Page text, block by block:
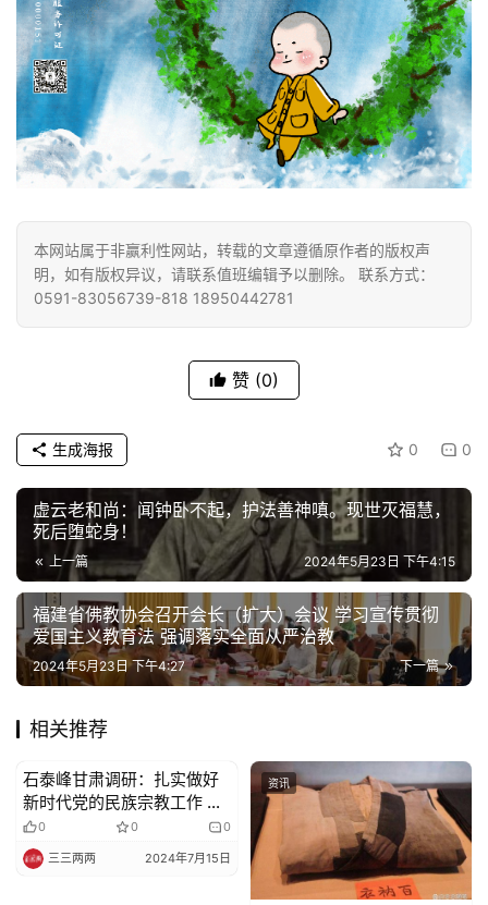
本网站属于非赢利性网站，转载的文章遵循原作者的版权声
明，如有版权异议，请联系值班编辑予以删除。 联系方式：
0591-83056739-818 18950442781
赞 (0)
0 0
生成海报
虚云老和尚：闻钟卧不起，护法善神嗔。现世灭福慧，
死后堕蛇身！
上一篇 2024年5月23日 下午4:15
福建省佛教协会召开会长（扩大）会议 学习宣传贯彻
爱国主义教育法 强调落实全面从严治教
下一篇
2024年5月23日 下午4:27
相关推荐
资讯
石泰峰甘肃调研：扎实做好
新时代党的民族宗教工作 推
动铸牢中华民族共同体意识
和我国宗教中国化工作走深
走实
0 0 0
三三两两 2024年7月15日
资讯